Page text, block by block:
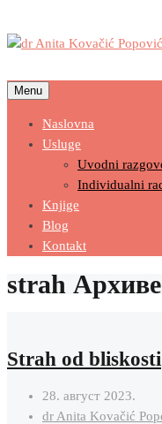
Menu
Naslovna
Usluge
Uvodni
Individualni
Knjige
Blog
Kontakt
strah
Strah od bliskosti
28. август 2023.
dr Anita Kovačić